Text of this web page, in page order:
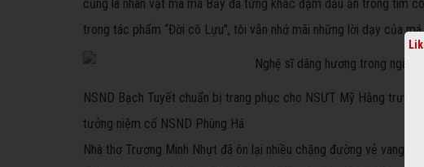
cũng là nhân vật mà má Bảy đã từng khắc đậm dấu ấn trong tim
trong tác phẩm “Đời cô Lựu”, tôi vẫn nhớ mãi những lời dạy của
NSND Bạch Tuyết chuẩn bị trang phục cho NSƯT Mỹ Hằng trước
tưởng niệm cố NSND Phùng Há
Nhà thơ Trương Minh Nhựt đã ôn lại nhiều chặng đường vẻ vang